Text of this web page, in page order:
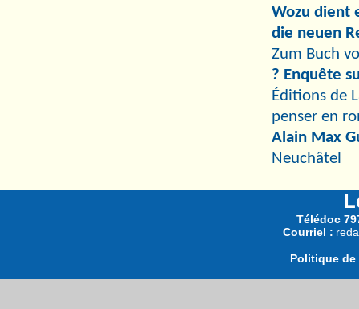
Wozu dient
die neuen
Zum Buch
? Enquête
Éditions de
penser en
Alain Max
Neuchâtel
Télédoc
Courriel :
Politique